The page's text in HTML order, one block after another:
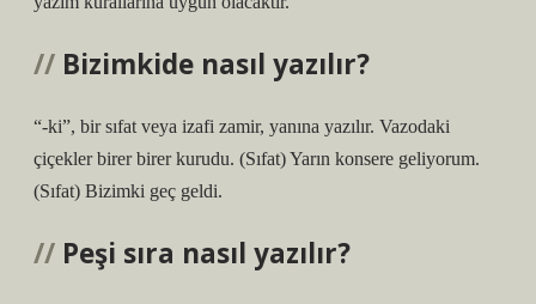
Bizimkide nasıl yazılır?
“-ki”, bir sıfat veya izafi zamir, yanına yazılır. Vazodaki
çiçekler birer birer kurudu. (Sıfat) Yarın konsere geliyorum.
(Sıfat) Bizimki geç geldi.
Peşi sıra nasıl yazılır?